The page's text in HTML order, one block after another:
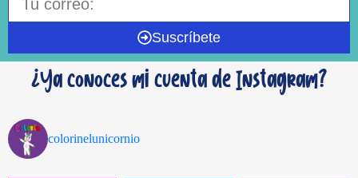
Suscríbete
¿Ya conoces mi cuenta de Instagram?
colorinelunicornio